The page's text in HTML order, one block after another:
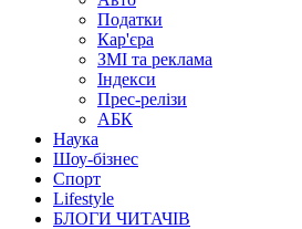
Податки
Кар'єра
ЗМІ та реклама
Індекси
Прес-релізи
АБК
Наука
Шоу-бізнес
Спорт
Lifestyle
БЛОГИ ЧИТАЧІВ